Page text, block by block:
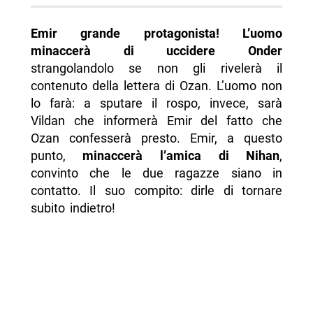
Emir grande protagonista! L’uomo
minaccerà di uccidere Onder
strangolandolo se non gli rivelerà il
contenuto della lettera di Ozan. L’uomo non
lo farà: a sputare il rospo, invece, sarà
Vildan che informerà Emir del fatto che
Ozan confesserà presto. Emir, a questo
punto, minaccerà l’amica di Nihan,
convinto che le due ragazze siano in
contatto. Il suo compito: dirle di tornare
subito indietro!